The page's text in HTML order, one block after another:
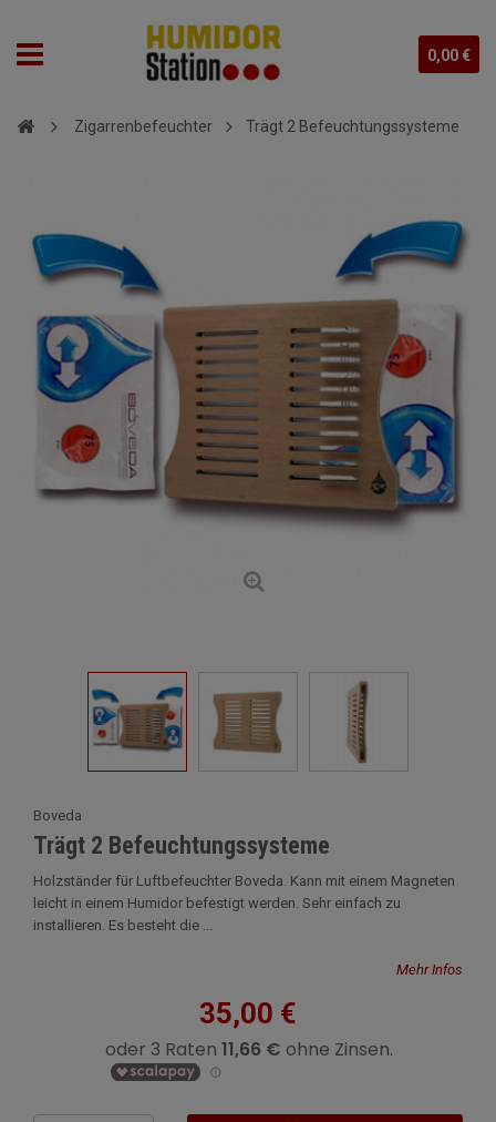
0,00 €
Zigarrenbefeuchter Trägt 2 Befeuchtungssysteme
Boveda
Trägt 2 Befeuchtungssysteme
Holzständer für Luftbefeuchter Boveda. Kann mit einem Magneten
leicht in einem Humidor befestigt werden. Sehr einfach zu
installieren. Es besteht die ...
Mehr Infos
35,00 €